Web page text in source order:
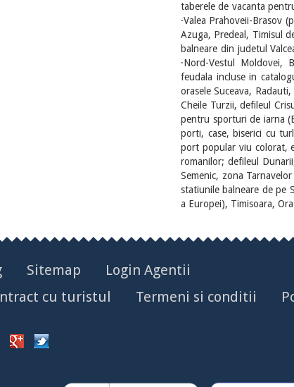
taberele de vacanta
·Valea Prahoveii-Brasov
Azuga, Predeal, Timisul
balneare din judetul
·Nord-Vestul Moldovei,
feudala incluse in
orasele Suceava,
Cheile Turzii, defileul
pentru sporturi de iarna
porti, case, biserici cu
port popular viu colorat,
romanilor; defileul
Semenic, zona
statiunile balneare de pe
a Europei), Timisoara,
Sitemap
Login Agentii
cu turistul Termeni si conditii